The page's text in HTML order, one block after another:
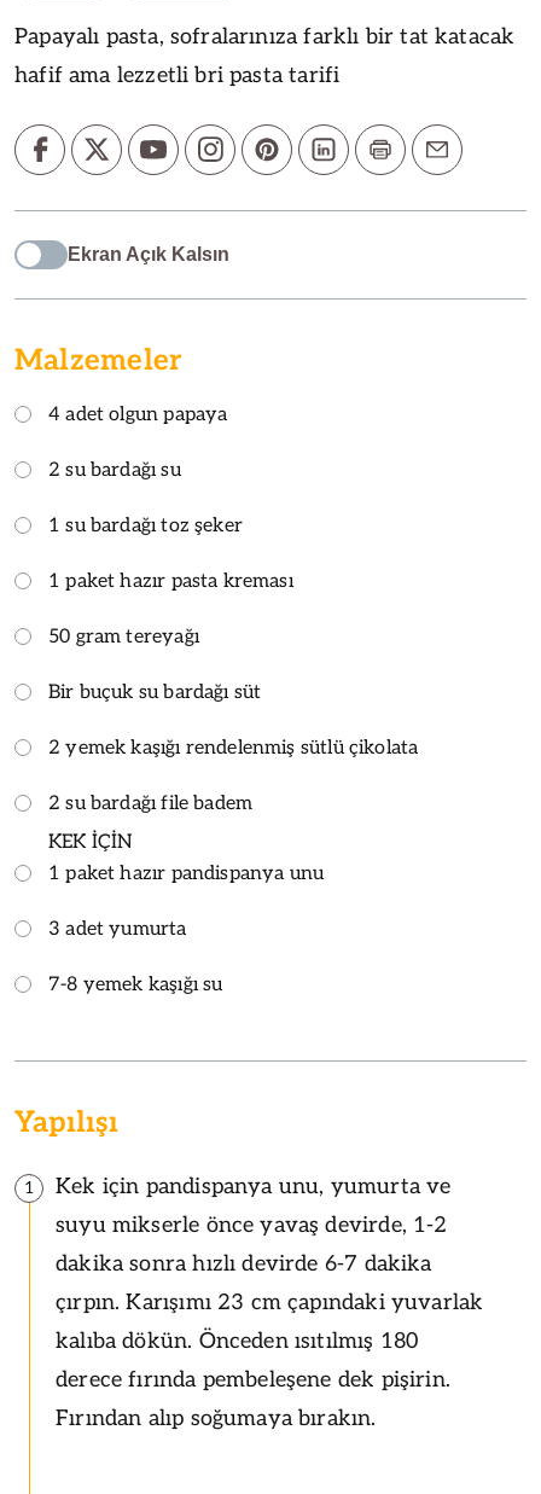
Papayalı pasta, sofralarınıza farklı bir tat katacak
hafif ama lezzetli bri pasta tarifi
Ekran Açık Kalsın
Malzemeler
4 adet olgun papaya
2 su bardağı su
1 su bardağı toz şeker
1 paket hazır pasta kreması
50 gram tereyağı
Bir buçuk su bardağı süt
2 yemek kaşığı rendelenmiş sütlü çikolata
2 su bardağı file badem
KEK İÇİN
1 paket hazır pandispanya unu
3 adet yumurta
7-8 yemek kaşığı su
Yapılışı
1
Kek için pandispanya unu, yumurta ve
suyu mikserle önce yavaş devirde, 1-2
dakika sonra hızlı devirde 6-7 dakika
çırpın. Karışımı 23 cm çapındaki yuvarlak
kalıba dökün. Önceden ısıtılmış 180
derece fırında pembeleşene dek pişirin.
Fırından alıp soğumaya bırakın.